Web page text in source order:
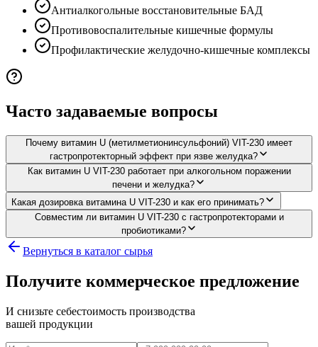
Антиалкогольные восстановительные БАД
Противовоспалительные кишечные формулы
Профилактические желудочно-кишечные комплексы
Часто задаваемые вопросы
Почему витамин U (метилметионинсульфоний) VIT-230 имеет
гастропротекторный эффект при язве желудка?
Как витамин U VIT-230 работает при алкогольном поражении
печени и желудка?
Какая дозировка витамина U VIT-230 и как его принимать?
Совместим ли витамин U VIT-230 с гастропротекторами и
пробиотиками?
Вернуться в каталог сырья
Получите коммерческое предложение
И снизьте себестоимость производства
вашей продукции